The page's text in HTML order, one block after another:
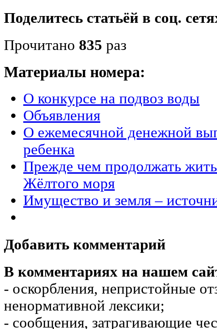
Поделитесь статьёй в соц.
Прочитано 835 раз
Материалы номера:
О конкурсе на подвоз воды
Объявления
О ежемесячной денежной
ребенка
Прежде чем продолжать
Жёлтого моря
Имущество и земля –
Добавить комментарий
В комментариях на нашем
- оскорбления, непристойные
ненормативной лексики;
- сообщения, затрагивающие